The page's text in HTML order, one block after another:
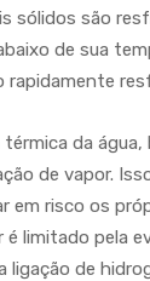
sólidos são
de sua
rapidamente
da água,
de vapor.
em risco os
é limitado pela
ligação de